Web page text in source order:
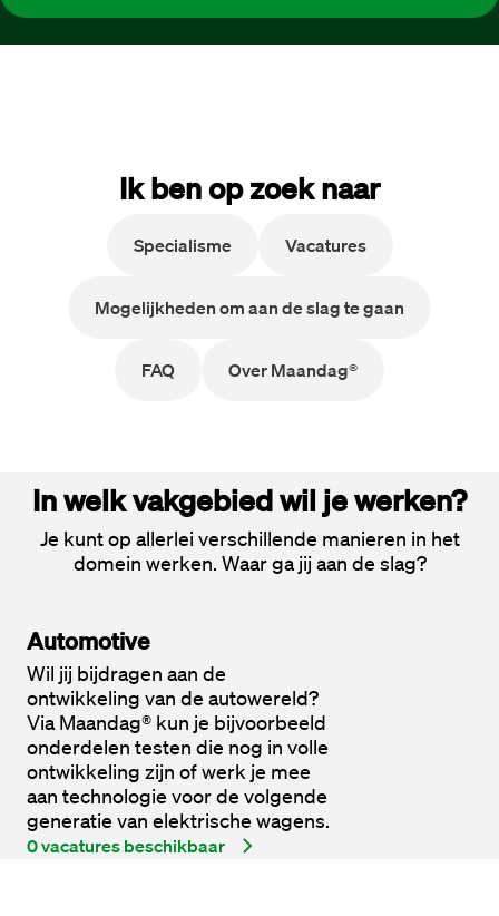
Ik ben op zoek naar
Specialisme Vacatures
Mogelijkheden om aan de slag te gaan
FAQ Over Maandag®
In welk vakgebied wil je werken?
Je kunt op allerlei verschillende manieren in het
domein werken. Waar ga jij aan de slag?
Automotive
Wil jij bijdragen aan de
ontwikkeling van de autowereld?
Via Maandag® kun je bijvoorbeeld
onderdelen testen die nog in volle
ontwikkeling zijn of werk je mee
aan technologie voor de volgende
generatie van elektrische wagens.
0 vacatures beschikbaar